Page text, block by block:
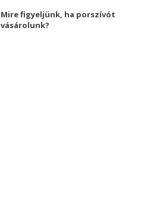
Mire figyeljünk, ha porszívót
vásárolunk?